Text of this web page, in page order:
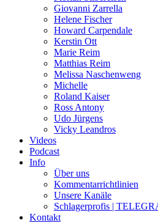
Giovanni Zarrella
Helene Fischer
Howard Carpendale
Kerstin Ott
Marie Reim
Matthias Reim
Melissa Naschenweng
Michelle
Roland Kaiser
Ross Antony
Udo Jürgens
Vicky Leandros
Videos
Podcast
Info
Über uns
Kommentarrichtlinien
Unsere Kanäle
Schlagerprofis |
Kontakt